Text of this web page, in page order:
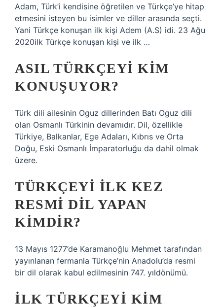
Adam, Türk’i kendisine öğretilen ve Türkçe’ye hitap
etmesini isteyen bu isimler ve diller arasında seçti.
Yani Türkçe konuşan ilk kişi Adem (A.S) idi. 23 Ağu
2020ilk Türkçe konuşan kişi ve ilk …
ASIL TÜRKÇEYI KIM
KONUŞUYOR?
Türk dili ailesinin Oguz dillerinden Batı Oguz dili
olan Osmanlı Türkinin devamıdır. Dil, özellikle
Türkiye, Balkanlar, Ege Adaları, Kıbrıs ve Orta
Doğu, Eski Osmanlı İmparatorluğu da dahil olmak
üzere.
TÜRKÇEYI ILK KEZ
RESMI DIL YAPAN
KIMDIR?
13 Mayıs 1277’de Karamanoğlu Mehmet tarafından
yayınlanan fermanla Türkçe’nin Anadolu’da resmi
bir dil olarak kabul edilmesinin 747. yıldönümü.
İLK TÜRKÇEYI KIM